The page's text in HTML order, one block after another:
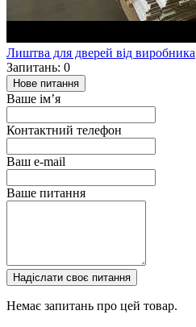
Лиштва для дверей від виробника
Запитань: 0
Нове питання
Ваше ім’я
Контактний телефон
Ваш e-mail
Ваше питання
Надіслати своє питання
Немає запитань про цей товар.